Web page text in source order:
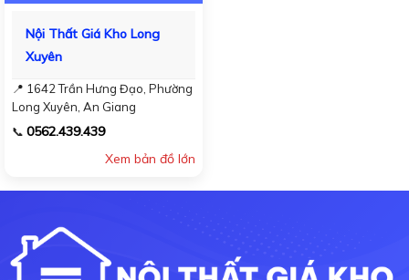
Nội Thất Giá Kho Long
Xuyên
📍 1642 Trần Hưng Đạo, Phường
Long Xuyên, An Giang
📞 0562.439.439
Xem bản đồ lớn